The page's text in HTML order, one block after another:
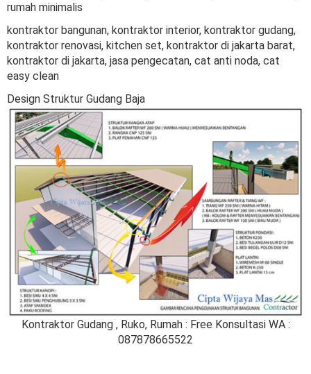
rumah minimalis
kontraktor bangunan, kontraktor interior, kontraktor gudang,
kontraktor renovasi, kitchen set, kontraktor di jakarta barat,
kontraktor di jakarta, jasa pengecatan, cat anti noda, cat
easy clean
Design Struktur Gudang Baja
Kontraktor Gudang , Ruko, Rumah : Free Konsultasi WA :
087878665522